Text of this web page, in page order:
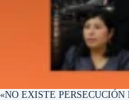
«NO EXISTE